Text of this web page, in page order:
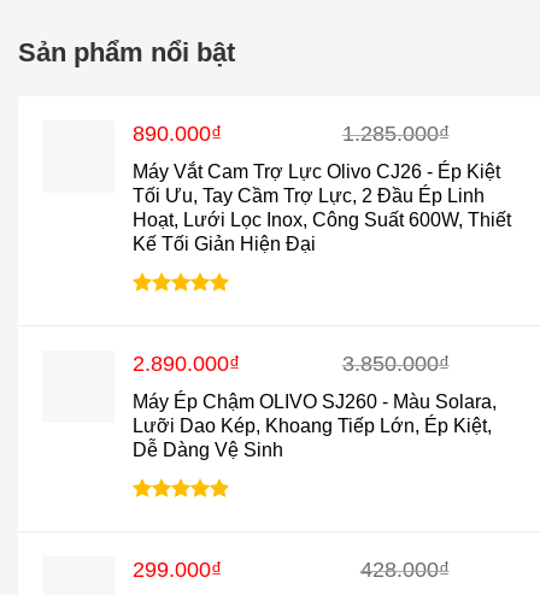
Sản phẩm nổi bật
Máy Vắt Cam Trợ Lực Olivo CJ26 - Ép Kiệt
Tối Ưu, Tay Cầm Trợ Lực, 2 Đầu Ép Linh
Hoạt, Lưới Lọc Inox, Công Suất 600W, Thiết
Kế Tối Giản Hiện Đại
1.285.000₫
Giá
là:
1.285.000₫.
890.000₫
Giá
tại
là:
890.000₫.
Máy Ép Chậm OLIVO SJ260 - Màu Solara,
Lưỡi Dao Kép, Khoang Tiếp Lớn, Ép Kiệt,
Dễ Dàng Vệ Sinh
3.850.000₫
Giá
là:
3.850.000₫.
2.890.000₫
Giá
tại
là:
2.890.000₫.
428.000₫
Giá
299.000₫
Giá